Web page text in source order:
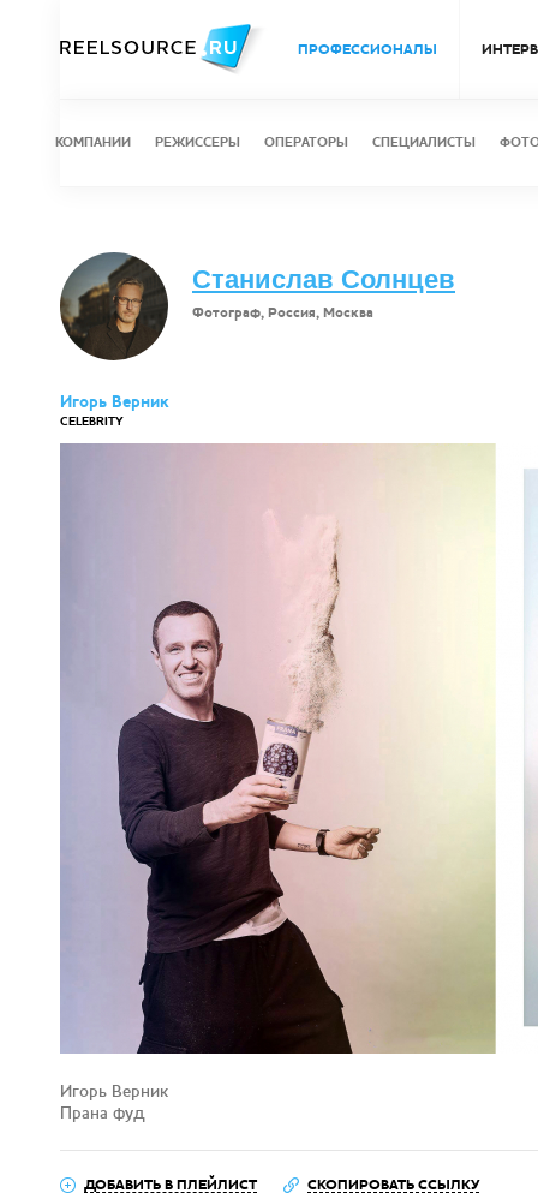
ПРОФЕССИОНАЛЫ
КОМПАНИИ РЕЖИССЕРЫ ОПЕРАТОРЫ СПЕЦИАЛИСТЫ
Станислав Солнцев
Фотограф, Россия, Москва
Игорь Верник
CELEBRITY
Игорь Верник
Прана фуд
ДОБАВИТЬ В ПЛЕЙЛИСТ СКОПИРОВАТЬ ССЫЛКУ